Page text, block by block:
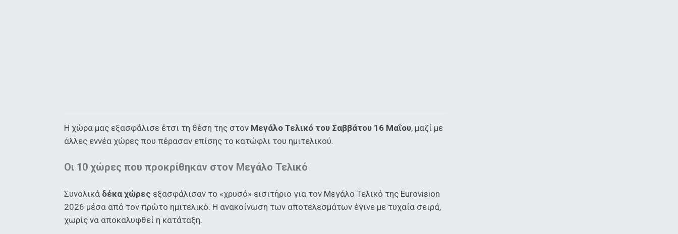
Η χώρα μας εξασφάλισε έτσι τη θέση της στον Μεγάλο Τελικό του Σαββάτου 16 Μαΐου, μαζί με
άλλες εννέα χώρες που πέρασαν επίσης το κατώφλι του ημιτελικού.
Οι 10 χώρες που προκρίθηκαν στον Μεγάλο Τελικό
Συνολικά δέκα χώρες εξασφάλισαν το «χρυσό» εισιτήριο για τον Μεγάλο Τελικό της Eurovision
2026 μέσα από τον πρώτο ημιτελικό. Η ανακοίνωση των αποτελεσμάτων έγινε με τυχαία σειρά,
χωρίς να αποκαλυφθεί η κατάταξη.